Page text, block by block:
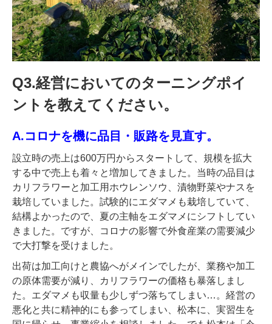
Q3.経営においてのターニングポイ
ントを教えてください。
A.コロナを機に品目・販路を見直す。
設立時の売上は600万円からスタートして、規模を拡大
する中で売上も着々と増加してきました。当時の品目は
カリフラワーと加工用ホウレンソウ、漬物野菜やナスを
栽培していました。試験的にエダマメも栽培していて、
結構よかったので、夏の主軸をエダマメにシフトしてい
きました。ですが、コロナの影響で外食産業の需要減少
で大打撃を受けました。
出荷は加工向けと農協へがメインでしたが、業務や加工
の原体需要が減り、カリフラワーの価格も暴落しまし
た。エダマメも収量も少しずつ落ちてしまい…。経営の
悪化と共に精神的にも参ってしまい、松本に、実習生を